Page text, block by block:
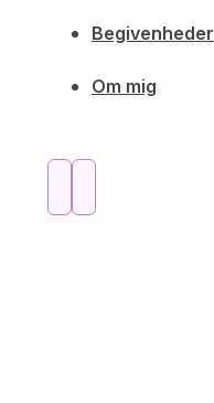
Begivenheder
Om mig